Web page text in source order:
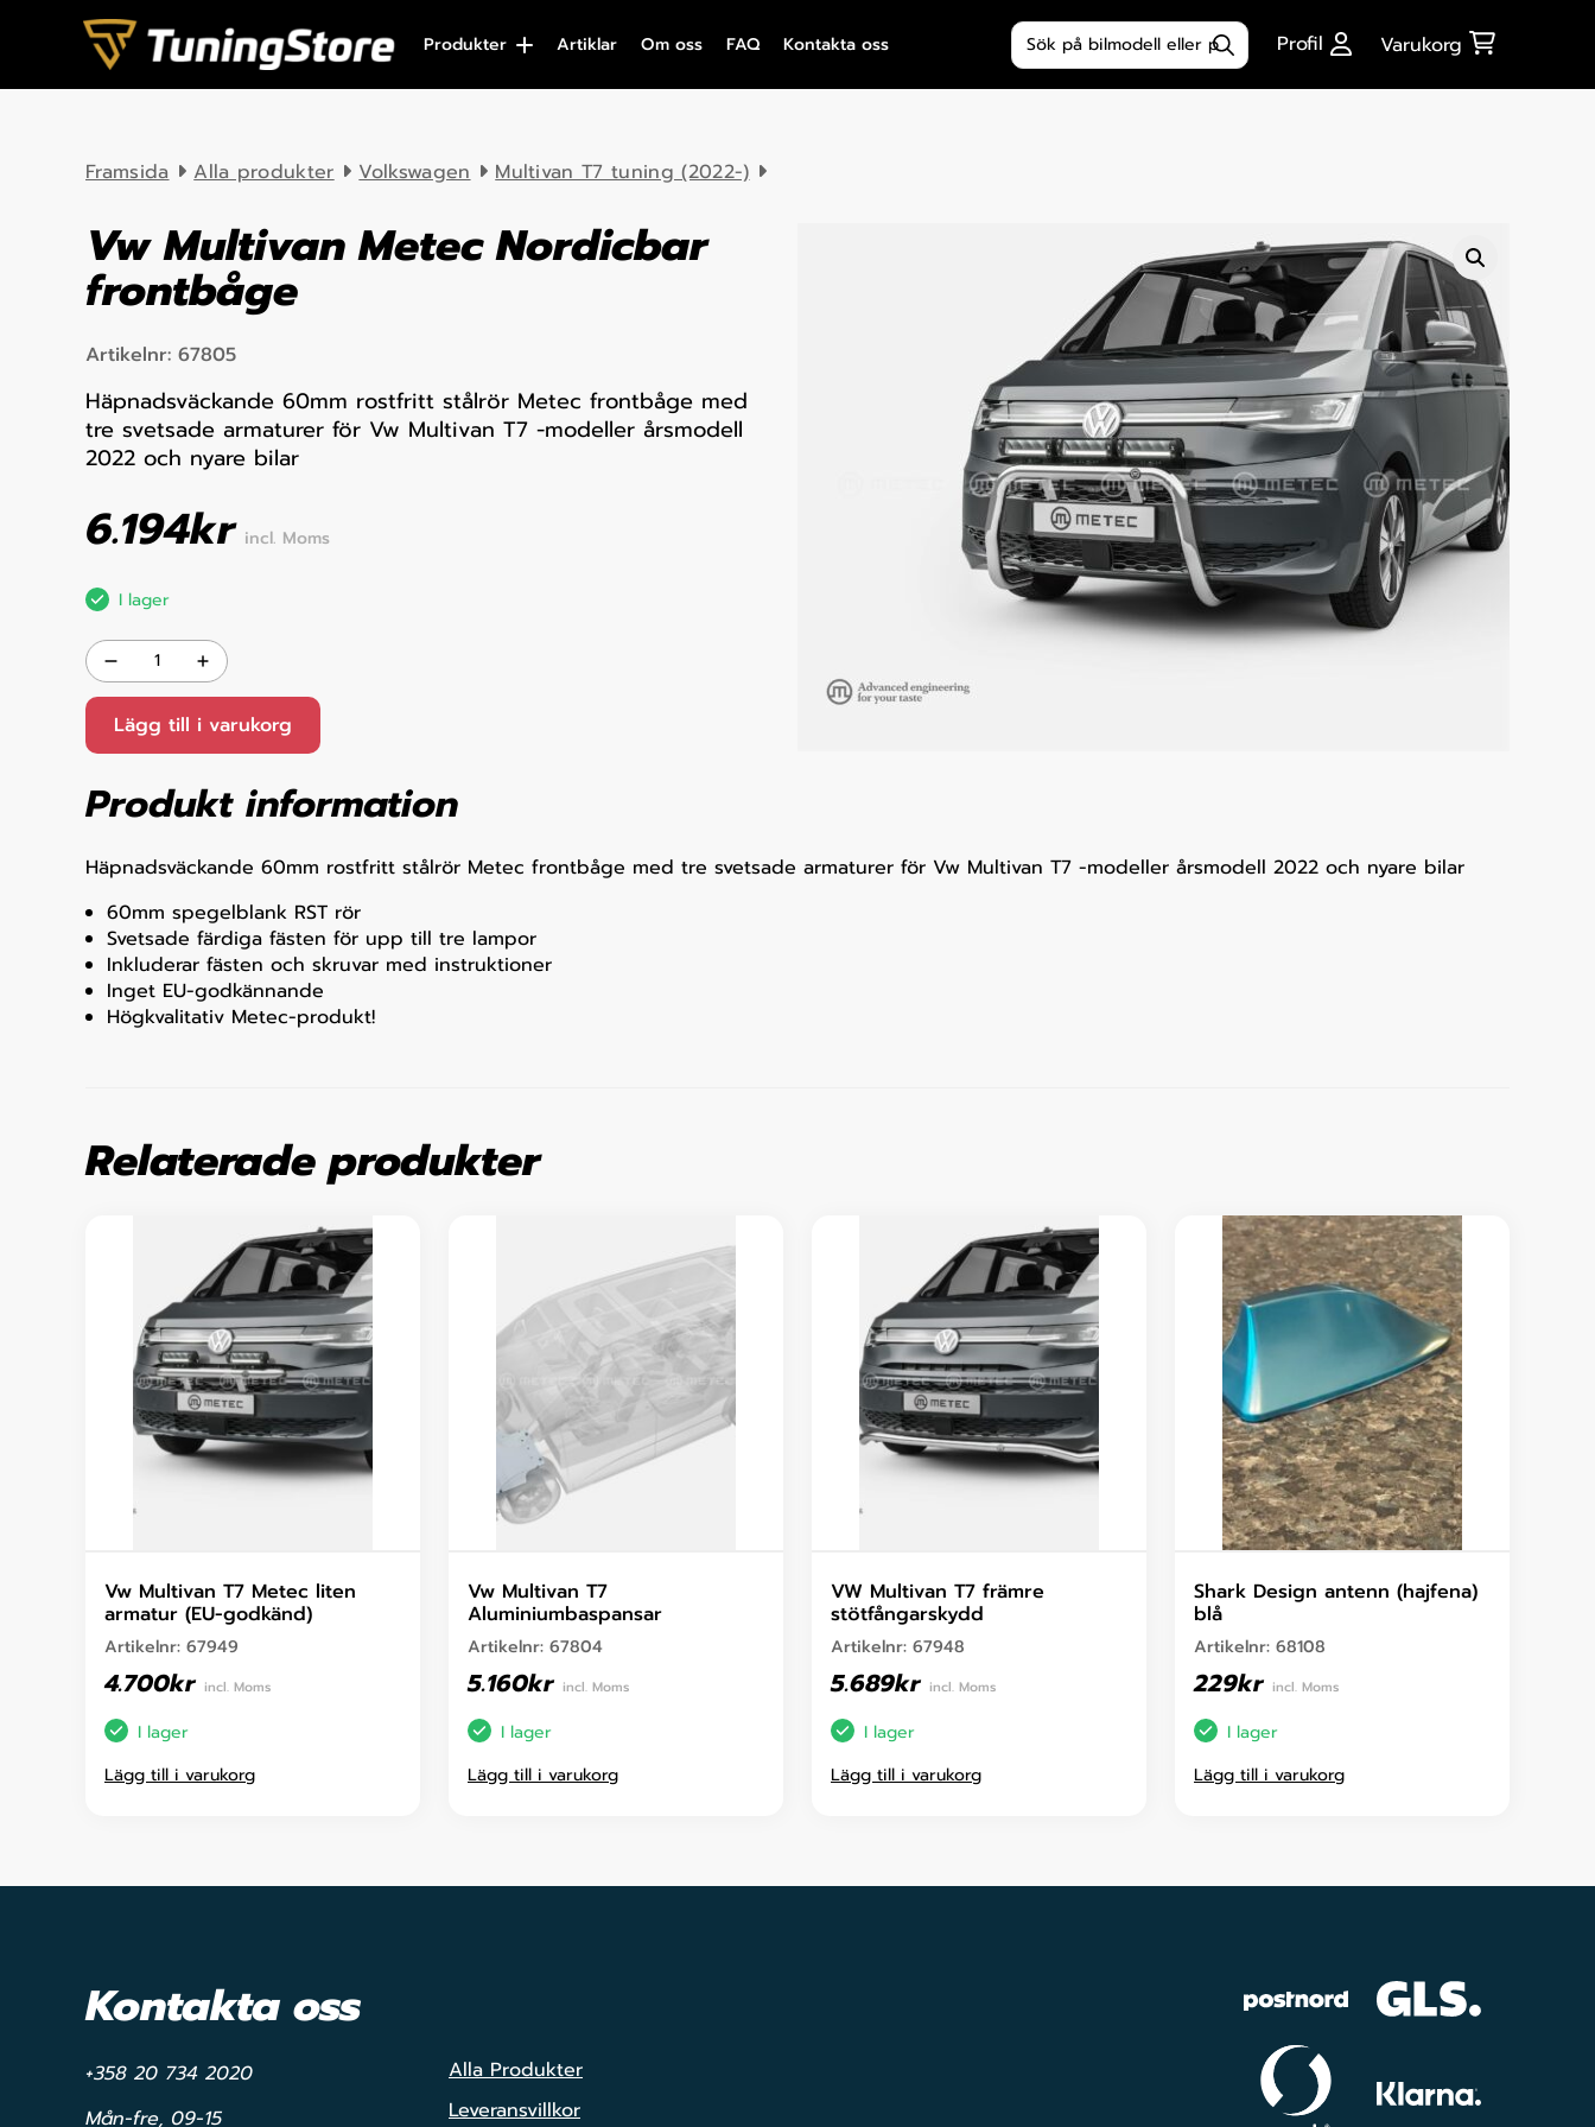
Skip to content
Produkter Artiklar Om oss FAQ Kontakta oss
Produktsökning
Profil Varukorg
Framsida Alla produkter Volkswagen Multivan T7 tuning (2022-)
Vw Multivan Metec Nordicbar
frontbåge
Artikelnr: 67805
Häpnadsväckande 60mm rostfritt stålrör Metec frontbåge med
tre svetsade armaturer för Vw Multivan T7 -modeller årsmodell
2022 och nyare bilar
6.194kr incl. Moms
I lager
Lägg till i varukorg
Produkt information
Häpnadsväckande 60mm rostfritt stålrör Metec frontbåge med tre svetsade armaturer för Vw Multivan T7 -modeller årsmodell 2022 och nyare bilar
60mm spegelblank RST rör
Svetsade färdiga fästen för upp till tre lampor
Inkluderar fästen och skruvar med instruktioner
Inget EU-godkännande
Högkvalitativ Metec-produkt!
Relaterade produkter
Vw Multivan T7 Metec liten
armatur (EU-godkänd)
Artikelnr: 67949
4.700kr incl. Moms
I lager
Lägg till i varukorg
Vw Multivan T7
Aluminiumbaspansar
Artikelnr: 67804
5.160kr incl. Moms
I lager
Lägg till i varukorg
VW Multivan T7 främre
stötfångarskydd
Artikelnr: 67948
5.689kr incl. Moms
I lager
Lägg till i varukorg
Shark Design antenn (hajfena)
blå
Artikelnr: 68108
229kr incl. Moms
I lager
Lägg till i varukorg
Kontakta oss
+358 20 734 2020
Mån-fre, 09-15
Alla Produkter
Leveransvillkor